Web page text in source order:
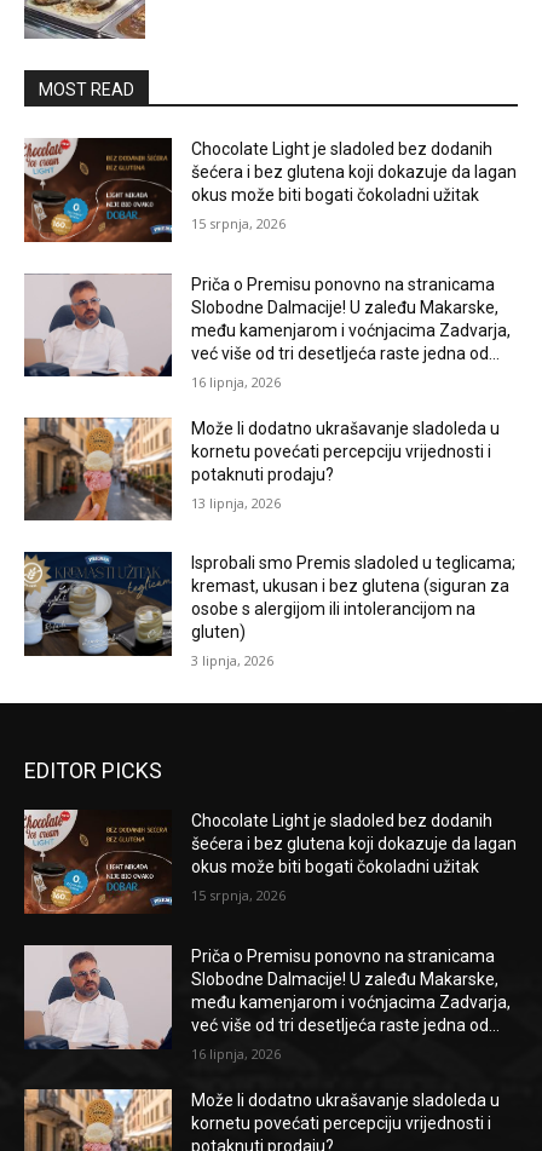
MOST READ
Chocolate Light je sladoled bez dodanih
šećera i bez glutena koji dokazuje da lagan
okus može biti bogati čokoladni užitak
15 srpnja, 2026
Priča o Premisu ponovno na stranicama
Slobodne Dalmacije! U zaleđu Makarske,
među kamenjarom i voćnjacima Zadvarja,
već više od tri desetljeća raste jedna od...
16 lipnja, 2026
Može li dodatno ukrašavanje sladoleda u
kornetu povećati percepciju vrijednosti i
potaknuti prodaju?
13 lipnja, 2026
Isprobali smo Premis sladoled u teglicama;
kremast, ukusan i bez glutena (siguran za
osobe s alergijom ili intolerancijom na
gluten)
3 lipnja, 2026
EDITOR PICKS
Chocolate Light je sladoled bez dodanih
šećera i bez glutena koji dokazuje da lagan
okus može biti bogati čokoladni užitak
15 srpnja, 2026
Priča o Premisu ponovno na stranicama
Slobodne Dalmacije! U zaleđu Makarske,
među kamenjarom i voćnjacima Zadvarja,
već više od tri desetljeća raste jedna od...
16 lipnja, 2026
Može li dodatno ukrašavanje sladoleda u
kornetu povećati percepciju vrijednosti i
potaknuti prodaju?